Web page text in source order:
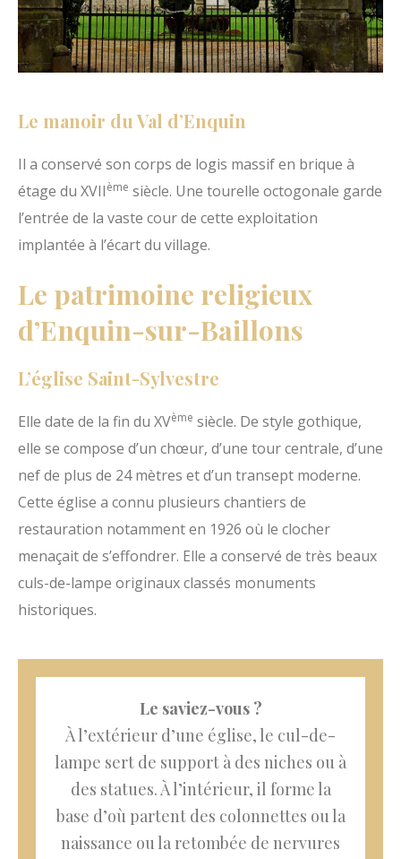
Le manoir du Val d’Enquin
Il a conservé son corps de logis massif en brique à
étage du XVIIème siècle. Une tourelle octogonale garde
l’entrée de la vaste cour de cette exploitation
implantée à l’écart du village.
Le patrimoine religieux
d’Enquin-sur-Baillons
L’église Saint-Sylvestre
Elle date de la fin du XVème siècle. De style gothique,
elle se compose d’un chœur, d’une tour centrale, d’une
nef de plus de 24 mètres et d’un transept moderne.
Cette église a connu plusieurs chantiers de
restauration notamment en 1926 où le clocher
menaçait de s’effondrer. Elle a conservé de très beaux
culs-de-lampe originaux classés monuments
historiques.
Le saviez-vous ?
À l’extérieur d’une église, le cul-de-
lampe sert de support à des niches ou à
des statues. À l’intérieur, il forme la
base d’où partent des colonnettes ou la
naissance ou la retombée de nervures